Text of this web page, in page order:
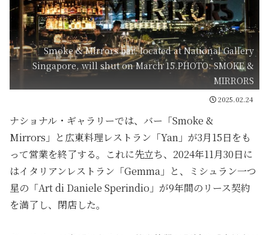
Smoke & Mirrors bar, located at National Gallery
Singapore, will shut on March 15.PHOTO: SMOKE &
MIRRORS
2025.02.24
ナショナル・ギャラリーでは、バー「Smoke &
Mirrors」と広東料理レストラン「Yan」が3月15日をも
って営業を終了する。これに先立ち、2024年11月30日に
はイタリアンレストラン「Gemma」と、ミシュラン一つ
星の「Art di Daniele Sperindio」が9年間のリース契約
を満了し、閉店した。